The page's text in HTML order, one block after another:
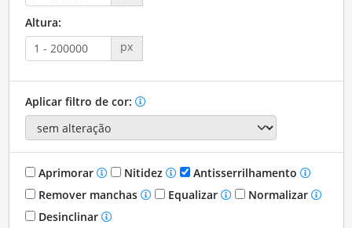
Altura:
px
Aplicar filtro de cor:
Aprimorar Nitidez
Antisserrilhamento
Remover manchas
Equalizar
Normalizar
Desinclinar